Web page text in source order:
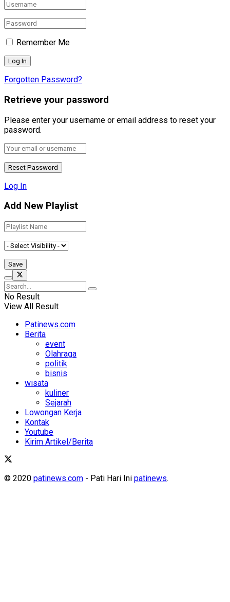
Remember Me
Forgotten Password?
Retrieve your password
Please enter your username or email address to reset your
password.
Log In
Add New Playlist
No Result
View All Result
Patinews.com
Berita
event
Olahraga
politik
bisnis
wisata
kuliner
Sejarah
Lowongan Kerja
Kontak
Youtube
Kirim Artikel/Berita
© 2020 patinews.com - Pati Hari Ini patinews.